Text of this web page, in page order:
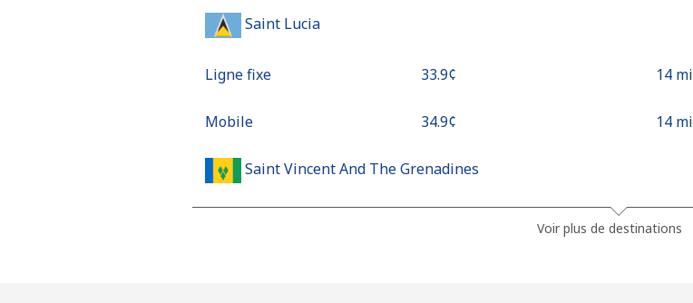
Saint Lucia
Ligne fixe ⁦33.9¢⁩ 14
Mobile ⁦34.9¢⁩ 14
Saint Vincent And The Grenadines
16
Voir plus de destinations